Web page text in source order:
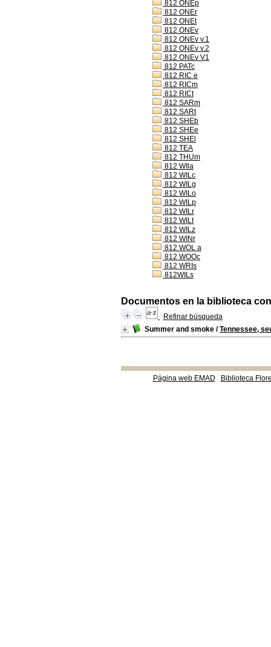
812 ONEp
812 ONEr
812 ONEt
812 ONEv
812 ONEv v.1
812 ONEv v.2
812 ONEv V1
812 PATc
812 RIC e
812 RICm
812 RICt
812 SARm
812 SARt
812 SHEb
812 SHEe
812 SHEl
812 TEA
812 THUm
812 WIla
812 WILc
812 WILg
812 WILo
812 WILp
812 WILr
812 WILt
812 WILz
812 WINr
812 WOL a
812 WOOc
812 WRIs
812WILs
Documentos en la biblioteca
Refinar búsqueda
Summer and smoke /Tennessee,
Página web EMAD Biblioteca